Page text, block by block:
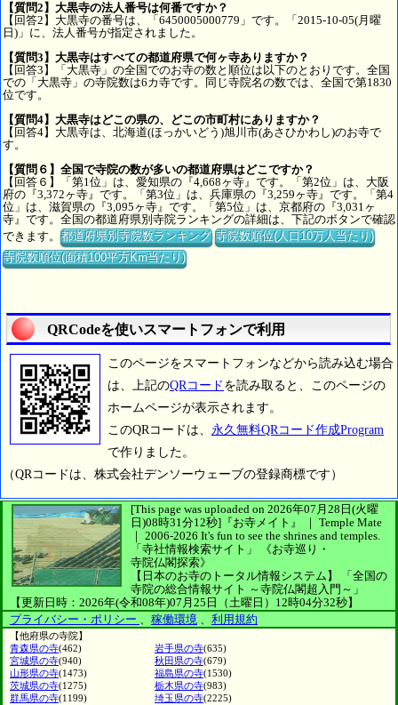
【質問2】大黒寺の法人番号は何番ですか？
【回答2】大黒寺の番号は、「6450005000779」です。「2015-10-05(月曜
日)」に、法人番号が指定されました。
【質問3】大黒寺はすべての都道府県で何ヶ寺ありますか？
【回答3】「大黒寺」の全国でのお寺の数と順位は以下のとおりです。全国
での「大黒寺」の寺院数は6カ寺です。同じ寺院名の数では、全国で第1830
位です。
【質問4】大黒寺はどこの県の、どこの市町村にありますか？
【回答4】大黒寺は、北海道(ほっかいどう)旭川市(あさひかわし)のお寺で
す。
【質問６】全国で寺院の数が多いの都道府県はどこですか？
【回答６】「第1位」は、愛知県の『4,668ヶ寺』です。「第2位」は、大阪
府の『3,372ヶ寺』です。「第3位」は、兵庫県の『3,259ヶ寺』です。「第4
位」は、滋賀県の『3,095ヶ寺』です。「第5位」は、京都府の『3,031ヶ
寺』です。全国の都道府県別寺院ランキングの詳細は、下記のボタンで確認
できます。都道府県別寺院数ランキング 寺院数順位(人口10万人当たり)
寺院数順位(面積100平方Km当たり)
QRCodeを使いスマートフォンで利用
このページをスマートフォンなどから読み込む場合
は、上記のQRコード を読み取ると、このページの
ホームページが表示されます。
このQRコードは、 永久無料QRコード作成Program
で作りました。
（QRコードは、株式会社デンソーウェーブの登録商標です）
[This page was uploaded on 2026年07月28日(火曜
日)08時31分12秒] 『お寺メイト』 ｜ Temple Mate
｜ 2006-2026 It's fun to see the shrines and temples.
「寺社情報検索サイト」
《お寺巡り・
寺院仏閣探索》
【日本のお寺のトータル情報システム】
「全国の
寺院の総合情報サイト ～寺院仏閣超入門～」
【更新日時：2026年(令和08年)07月25日（土曜日）12時04分32秒】
プライバシー・ポリシー 、 稼働環境 、 利用規約
【他府県の寺院】
青森県の寺(462) 岩手県の寺(635)
宮城県の寺(940) 秋田県の寺(679)
山形県の寺(1473) 福島県の寺(1530)
茨城県の寺(1275) 栃木県の寺(983)
群馬県の寺(1199) 埼玉県の寺(2225)